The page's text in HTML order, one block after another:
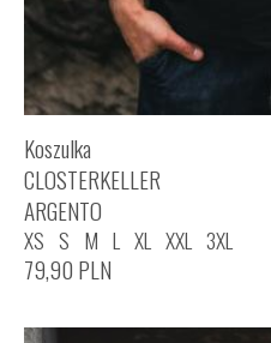
Koszulka
CLOSTERKELLER
ARGENTO
XS S M L XL XXL 3XL
79,90 PLN